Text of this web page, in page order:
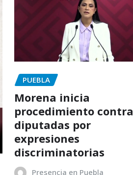
PUEBLA
Morena inicia
procedimiento contra
diputadas por
expresiones
discriminatorias
Presencia en Puebla